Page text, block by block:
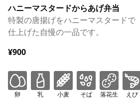
ハニーマスタードからあげ弁当
特製の唐揚げをハニーマスタードで
仕上げた自慢の一品です。
¥900
卵 乳 小麦 そば 落花生 えび